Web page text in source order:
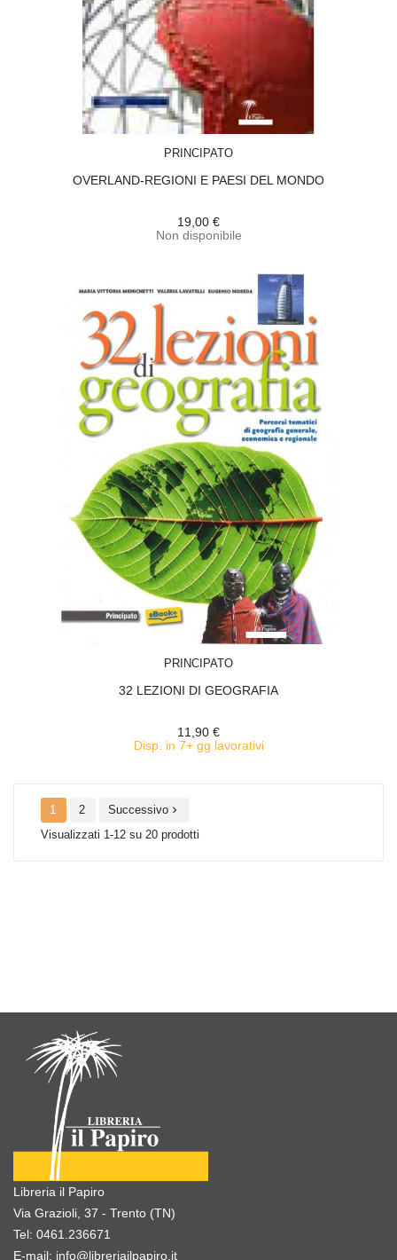
PRINCIPATO
OVERLAND-REGIONI E PAESI DEL MONDO
19,00 €
Non disponibile
PRINCIPATO
32 LEZIONI DI GEOGRAFIA
11,90 €
Disp. in 7+ gg lavorativi
1 2 Successivo 
Visualizzati 1-12 su 20 prodotti
Libreria il Papiro
Via Grazioli, 37 - Trento (TN)
Tel: 0461.236671
E-mail: info@libreriailpapiro.it